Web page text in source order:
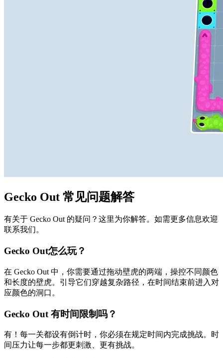
Gecko Out 常见问题解答
有关于 Gecko Out 的疑问？这里为你解答。如需更多信息欢迎
联系我们。
Gecko Out怎么玩？
在 Gecko Out 中，你需要通过拖动壁虎的两端，操控不同颜色
和长度的壁虎。引导它们穿越复杂路径，在时间结束前进入对
应颜色的洞口。
Gecko Out 有时间限制吗？
有！每一关都设有倒计时，你必须在规定时间内完成挑战。时
间压力让每一步都更刺激、更有挑战。